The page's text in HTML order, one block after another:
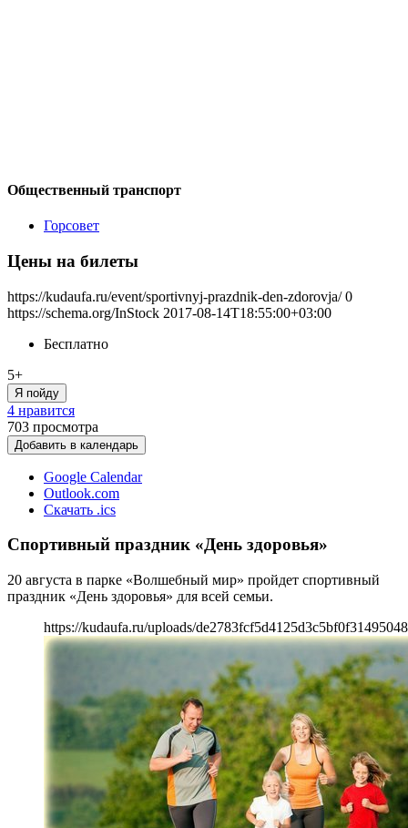
Общественный транспорт
Горсовет
Цены на билеты
https://kudaufa.ru/event/sportivnyj-prazdnik-den-zdorovja/ 0
https://schema.org/InStock 2017-08-14T18:55:00+03:00
Бесплатно
5+
Я пойду
4 нравится
703 просмотра
Добавить в календарь
Google Calendar
Outlook.com
Скачать .ics
Спортивный праздник «День здоровья»
20 августа в парке «Волшебный мир» пройдет спортивный
праздник «День здоровья» для всей семьи.
https://kudaufa.ru/uploads/